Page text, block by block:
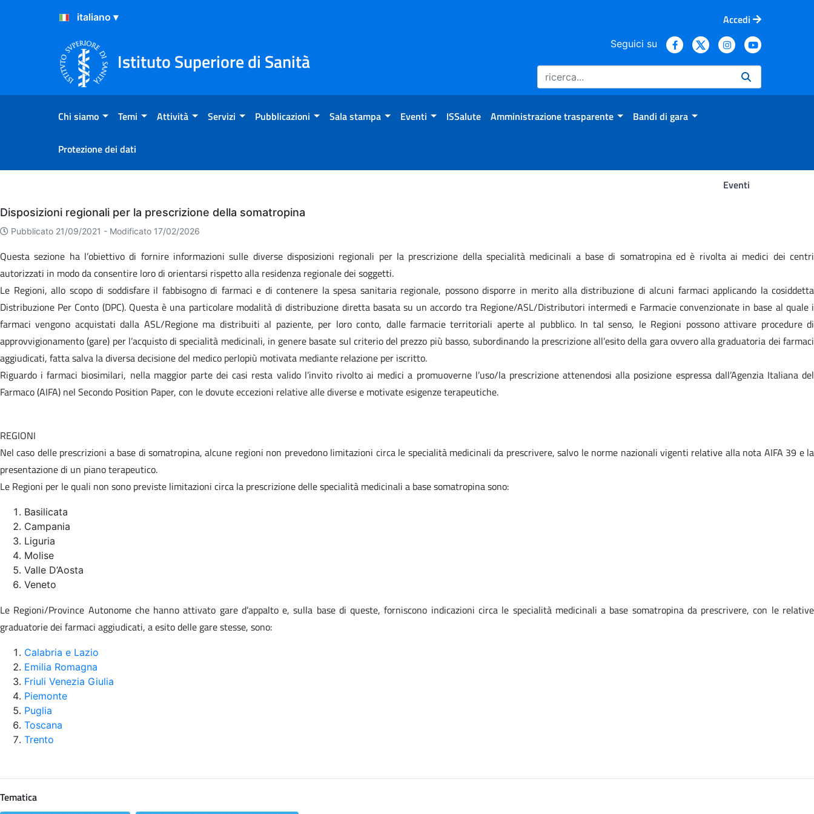
Salta al Contenuto
Salta al Footer
Accedi
Istituto Superiore di Sanità
Seguici su
Chi siamo Temi Attività Servizi Pubblicazioni Sala stampa Eventi ISSalute Amministrazione trasparente Bandi di gara
Protezione dei dati
Eventi
Eventi
Disposizioni regionali per la prescrizione della somatropina
Pubblicato 21/09/2021 - Modificato 17/02/2026
Questa sezione ha l’obiettivo di fornire informazioni sulle diverse disposizioni regionali per la prescrizione della specialità medicinali a base di somatropina ed è rivolta ai medici dei centri
autorizzati in modo da consentire loro di orientarsi rispetto alla residenza regionale dei soggetti.
Le Regioni, allo scopo di soddisfare il fabbisogno di farmaci e di contenere la spesa sanitaria regionale, possono disporre in merito alla distribuzione di alcuni farmaci applicando la cosiddetta
Distribuzione Per Conto (DPC). Questa è una particolare modalità di distribuzione diretta basata su un accordo tra Regione/ASL/Distributori intermedi e Farmacie convenzionate in base al quale i
farmaci vengono acquistati dalla ASL/Regione ma distribuiti al paziente, per loro conto, dalle farmacie territoriali aperte al pubblico. In tal senso, le Regioni possono attivare procedure di
approvvigionamento (gare) per l’acquisto di specialità medicinali, in genere basate sul criterio del prezzo più basso, subordinando la prescrizione all’esito della gara ovvero alla graduatoria dei farmaci
aggiudicati, fatta salva la diversa decisione del medico perlopiù motivata mediante relazione per iscritto.
Riguardo i farmaci biosimilari, nella maggior parte dei casi resta valido l’invito rivolto ai medici a promuoverne l’uso/la prescrizione attenendosi alla posizione espressa dall’Agenzia Italiana del
Farmaco (AIFA) nel Secondo Position Paper, con le dovute eccezioni relative alle diverse e motivate esigenze terapeutiche.
REGIONI
Nel caso delle prescrizioni a base di somatropina, alcune regioni non prevedono limitazioni circa le specialità medicinali da prescrivere, salvo le norme nazionali vigenti relative alla nota AIFA 39 e la
presentazione di un piano terapeutico.
Le Regioni per le quali non sono previste limitazioni circa la prescrizione delle specialità medicinali a base somatropina sono:
Basilicata
Campania
Liguria
Molise
Valle D’Aosta
Veneto
Le Regioni/Province Autonome che hanno attivato gare d’appalto e, sulla base di queste, forniscono indicazioni circa le specialità medicinali a base somatropina da prescrivere, con le relative
graduatorie dei farmaci aggiudicati, a esito delle gare stesse, sono:
Calabria e Lazio
Emilia Romagna
Friuli Venezia Giulia
Piemonte
Puglia
Toscana
Trento
Tematica